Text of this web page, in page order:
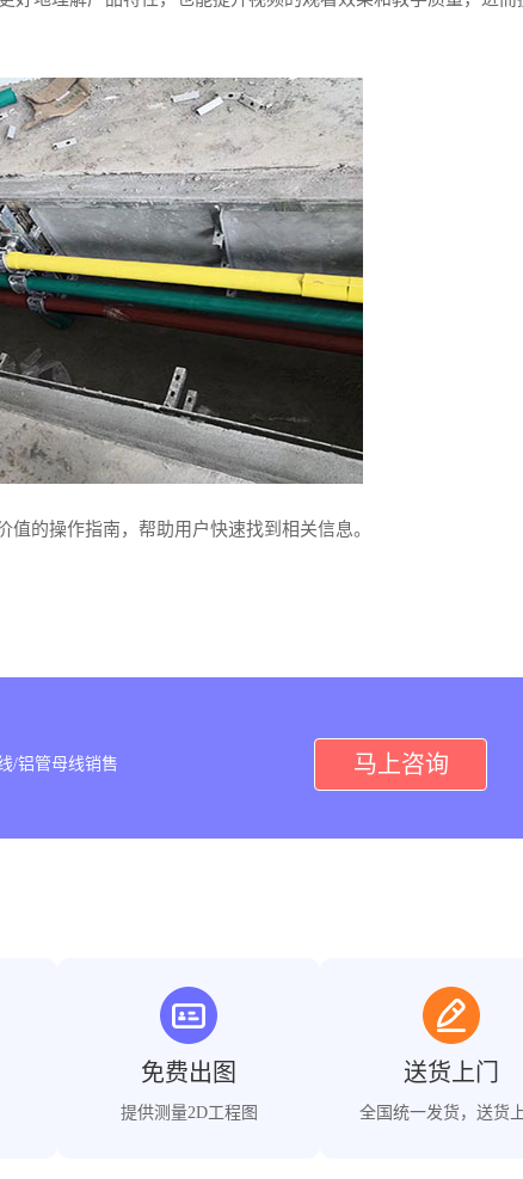
的操作指南，帮助用户快速找到相关信息。
/铝管母线销售 马上咨询
免费出图
提供测量2D工程图
送货上门
全国统一发货，送货上